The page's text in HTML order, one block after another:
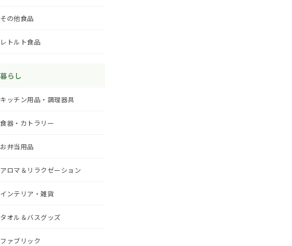
その他食品
レトルト食品
暮らし
キッチン用品・調理器具
食器・カトラリー
お弁当用品
アロマ＆リラクゼーション
インテリア・雑貨
タオル＆バスグッズ
ファブリック